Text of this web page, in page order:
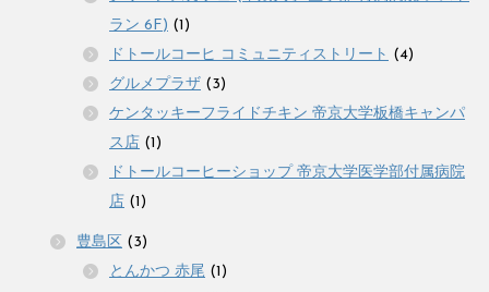
ラン 6F) (1)
ドトールコーヒ コミュニティストリート (4)
グルメプラザ (3)
ケンタッキーフライドチキン 帝京大学板橋キャンパ
ス店 (1)
ドトールコーヒーショップ 帝京大学医学部付属病院
店 (1)
豊島区 (3)
とんかつ 赤尾 (1)